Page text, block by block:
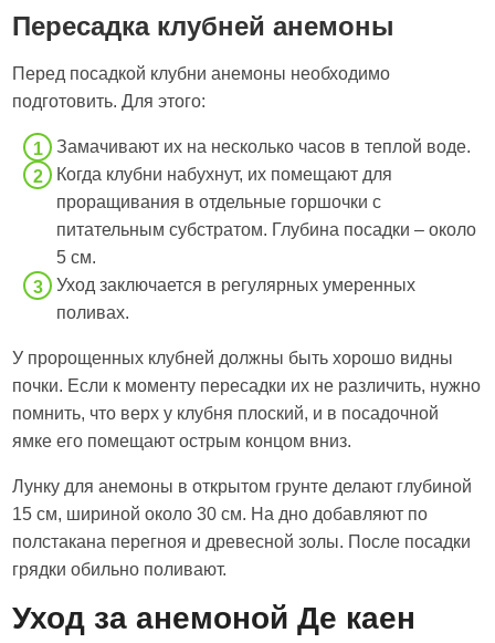
Пересадка клубней анемоны
Перед посадкой клубни анемоны необходимо
подготовить. Для этого:
Замачивают их на несколько часов в теплой воде.
Когда клубни набухнут, их помещают для
проращивания в отдельные горшочки с
питательным субстратом. Глубина посадки – около
5 см.
Уход заключается в регулярных умеренных
поливах.
У пророщенных клубней должны быть хорошо видны
почки. Если к моменту пересадки их не различить, нужно
помнить, что верх у клубня плоский, и в посадочной
ямке его помещают острым концом вниз.
Лунку для анемоны в открытом грунте делают глубиной
15 см, шириной около 30 см. На дно добавляют по
полстакана перегноя и древесной золы. После посадки
грядки обильно поливают.
Уход за анемоной Де каен